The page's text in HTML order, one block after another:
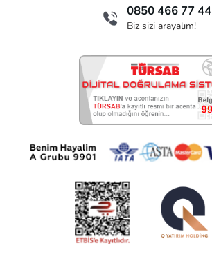
0850 466 77 44
Biz sizi arayalım!